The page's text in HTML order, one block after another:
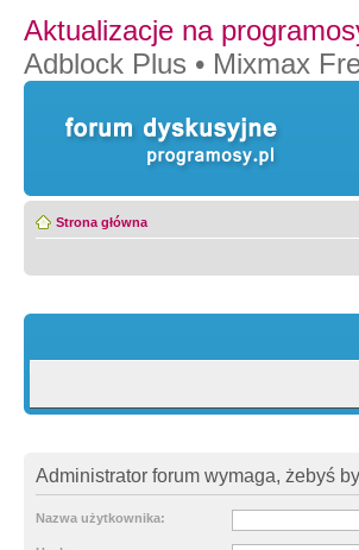
Aktualizacje na
Adblock Plus • Mixmax
Strona główna
Administrator forum wymaga, żebyś
Nazwa użytkownika: